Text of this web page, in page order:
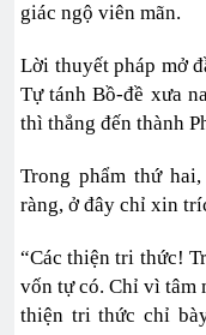
giác ngộ viên mãn.
Lời thuyết pháp mở
Tự tánh Bồ-đề xưa
thì thẳng đến thành
Trong phẩm thứ hai,
ràng, ở đây chỉ xin
“Các thiện tri thức!
vốn tự có. Chỉ vì tâm
thiện tri thức chỉ